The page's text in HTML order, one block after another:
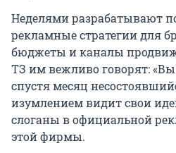
Неделями разрабатывают
рекламные стратегии для
бюджеты и каналы
ТЗ им вежливо говорят:
спустя месяц
изумлением видит свои
слоганы в официальной
этой фирмы.